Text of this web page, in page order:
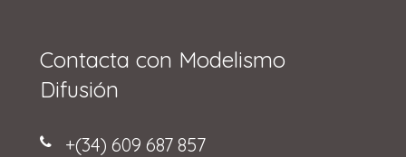
Contacta con Modelismo
Difusión
+(34) 609 687 857